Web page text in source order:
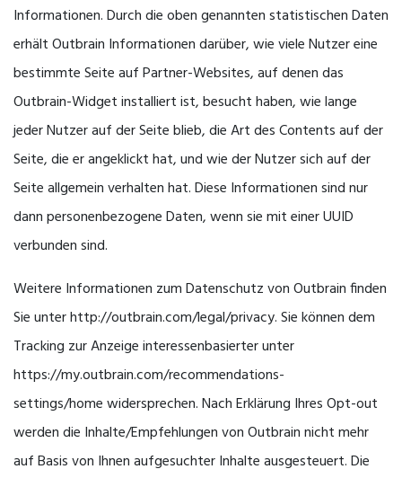
Informationen. Durch die oben genannten statistischen Daten
erhält Outbrain Informationen darüber, wie viele Nutzer eine
bestimmte Seite auf Partner-Websites, auf denen das
Outbrain-Widget installiert ist, besucht haben, wie lange
jeder Nutzer auf der Seite blieb, die Art des Contents auf der
Seite, die er angeklickt hat, und wie der Nutzer sich auf der
Seite allgemein verhalten hat. Diese Informationen sind nur
dann personenbezogene Daten, wenn sie mit einer UUID
verbunden sind.
Weitere Informationen zum Datenschutz von Outbrain finden
Sie unter http://outbrain.com/legal/privacy. Sie können dem
Tracking zur Anzeige interessenbasierter unter
https://my.outbrain.com/recommendations-
settings/home widersprechen. Nach Erklärung Ihres Opt-out
werden die Inhalte/Empfehlungen von Outbrain nicht mehr
auf Basis von Ihnen aufgesuchter Inhalte ausgesteuert. Die